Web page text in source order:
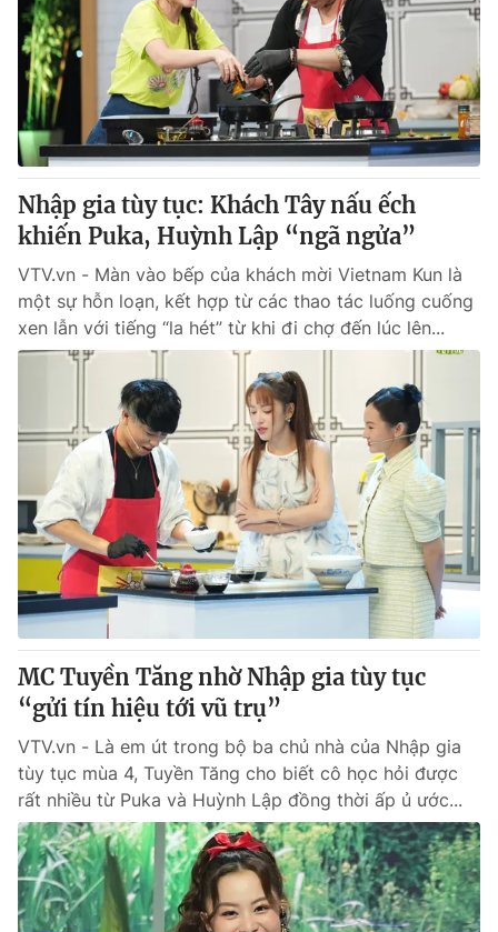
Cơ quan chủ quản:Đài Truyền hình Việt Nam
Cơ quan báo chí:Thời báo VTV
Giấy phép hoạt động báo in và báo điện tử số 483/GP-BTTTT
cấp ngày 29/12/2023
Tổng Biên tập:Vũ Thanh Thủy
Phó Tổng Biên tập:Nguyễn Thị Mỹ Hạnh, Phạm Quốc Thắng,
Nguyễn Trọng Ninh
Tổng đài VTV:024.38 355 931 - 024.38 355 932
Email:
toasoan@vtv.vn
Liên hệ quảng cáo: 024-7300.7108
® Cấm sao chép dưới mọi hình thức nếu không có sự chấp
thuận bằng văn bản. Ghi rõ nguồn VTV.vn khi phát hành lại
thông tin từ website này.
Nhập gia tùy tục: Khách Tây nấu ếch
khiến Puka, Huỳnh Lập “ngã ngửa”
VTV.vn - Màn vào bếp của khách mời Vietnam Kun là
một sự hỗn loạn, kết hợp từ các thao tác luống cuống
xen lẫn với tiếng “la hét” từ khi đi chợ đến lúc lên...
MC Tuyền Tăng nhờ Nhập gia tùy tục
“gửi tín hiệu tới vũ trụ”
VTV.vn - Là em út trong bộ ba chủ nhà của Nhập gia
tùy tục mùa 4, Tuyền Tăng cho biết cô học hỏi được
rất nhiều từ Puka và Huỳnh Lập đồng thời ấp ủ ước...